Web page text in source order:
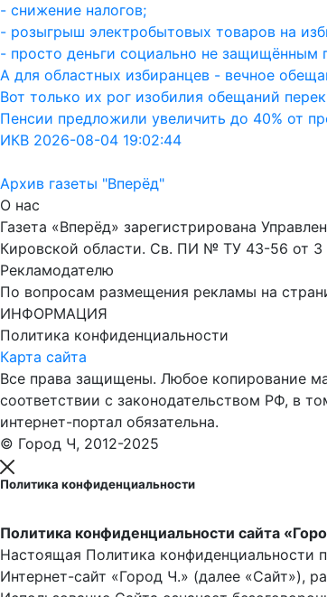
- снижение налогов;
- розыгрыш электробытовых товаров на
- просто деньги социально не защищённым
А для областных избиранцев - вечное
Вот только их рог изобилия обещаний
Пенсии предложили увеличить до 40% от
ИКВ 2026-08-04 19:02:44
Архив газеты "Вперёд"
О нас
Газета «Вперёд» зарегистрирована
Кировской области. Св. ПИ № ТУ 43-56 от 3
Рекламодателю
По вопросам размещения рекламы на
ИНФОРМАЦИЯ
Политика конфиденциальности
Карта сайта
Все права защищены. Любое копирование
соответствии с законодательством РФ, в
интернет-портал обязательна.
© Город Ч, 2012-2025
Политика конфиденциальности
Политика конфиденциальности сайта
Настоящая Политика конфиденциальности
Интернет-сайт «Город Ч.» (далее «Сайт»),